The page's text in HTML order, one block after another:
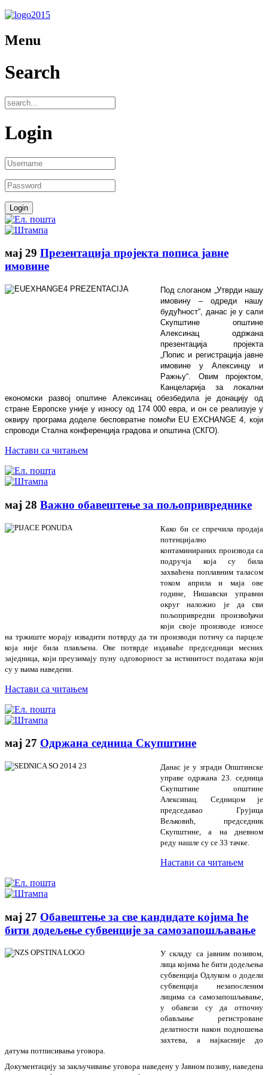
Menu
Search
Login
мај 29 Презентација пројекта пописа јавне
имовине
Под слоганом „Утврди нашу
имовину – одреди нашу
будућност“, данас је у сали
Скупштине општине
Алексинац одржана
презентација пројекта
„Попис и регистрација јавне
имовине у Алексинцу и
Ражњу“. Овим пројектом,
Канцеларија за локални
економски развој општине Алексинац обезбедила је донацију од
стране Европске уније у износу од 174 000 евра, и он се реализује у
оквиру програма доделе бесповратне помоћи EU EXCHANGE 4, који
спроводи Стална конференција градова и општина (СКГО).
Настави са читањем
мај 28 Важно обавештење за пољопривреднике
Како би се спречила продаја
потенцијално
контаминираних производа са
подручја која су била
захваћена поплавним таласом
током априла и маја ове
године, Нишавски управни
округ наложио је да сви
пољопривредни произвођачи
који своје производе износе
на тржиште морају извадити потврду да ти производи потичу са парцеле
која није била плављена. Ове потврде издаваће председници месних
заједница, који преузимају пуну одговорност за истинитост података који
су у њима наведени.
Настави са читањем
мај 27 Одржана седница Скупштине
Данас је у згради Општинске
управе одржана 23. седница
Скупштине општине
Алексинац. Седницом је
председавао Грујица
Вељковић, председник
Скупштине, а на дневном
реду нашле су се 33 тачке.
Настави са читањем
мај 27 Обавештење за све кандидате којима ће
бити додељење субвенције за самозапошљавање
У складу са јавним позивом,
лица којима ће бити додељења
субвенција Одлуком о додели
субвенција незапосленим
лицима са самозапошљавање,
у обавези су да отпочну
обављање регистроване
делатности након подношења
захтева, а најкасније до
датума потписивања уговора.
Документацију за закључивање уговора наведену у Јавном позиву, наведена